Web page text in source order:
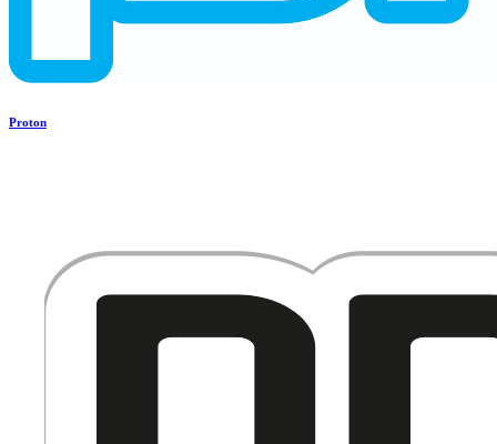
Proton